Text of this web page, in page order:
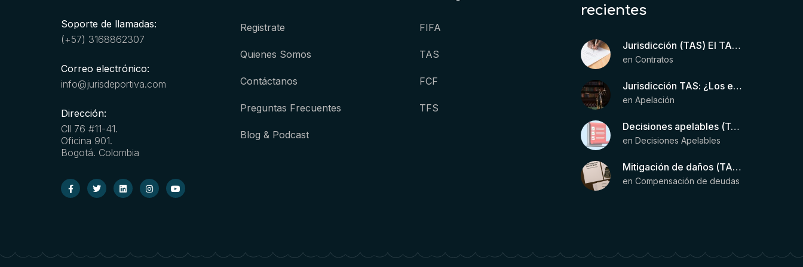
Soporte de llamadas:
(+57) 3168862307
Correo electrónico:
info@jurisdeportiva.com
Dirección:
Cll 76 #11-41.
Oficina 901.
Bogotá. Colombia
Registrate
Quienes Somos
Contáctanos
Preguntas Frecuentes
Blog & Podcast
FIFA
TAS
FCF
TFS
recientes
Jurisdicción (TAS) El TAS confirma la validez de la cláusula de sumisión jurisdiccional en el contrato del futbolista.
en Contratos
Jurisdicción TAS: ¿Los estatutos de una entidad organizadora de una liga de fútbol pueden otorgar competencia de forma directa al TAS?
en Apelación
Decisiones apelables (TAS): Requisitos para que exista una decisión
en Decisiones Apelables
Mitigación de daños (TAS) – Deducción de ingresos comprobados según el artículo 6(2)(b) del Anexo 2 RSTP FIFA
en Compensación de deudas